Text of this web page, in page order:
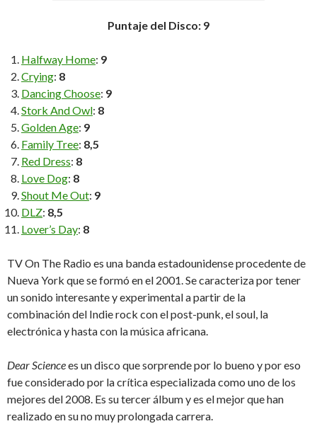
Puntaje del Disco: 9
Halfway Home: 9
Crying: 8
Dancing Choose: 9
Stork And Owl: 8
Golden Age: 9
Family Tree: 8,5
Red Dress: 8
Love Dog: 8
Shout Me Out: 9
DLZ: 8,5
Lover’s Day: 8
TV On The Radio es una banda estadounidense procedente de
Nueva York que se formó en el 2001. Se caracteriza por tener
un sonido interesante y experimental a partir de la
combinación del Indie rock con el post-punk, el soul, la
electrónica y hasta con la música africana.
Dear Sciencees un disco que sorprende por lo bueno y por eso
fue considerado por la crítica especializada como uno de los
mejores del 2008. Es su tercer álbum y es el mejor que han
realizado en su no muy prolongada carrera.